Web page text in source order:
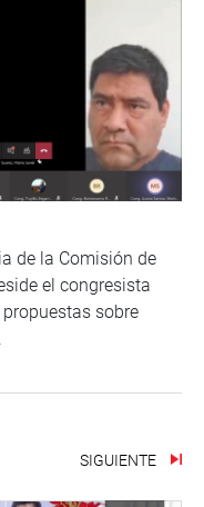
de la Comisión de
el congresista
sobre
SIGUIENTE